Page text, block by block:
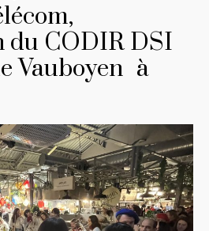
du CODIR DSI
Vauboyen à